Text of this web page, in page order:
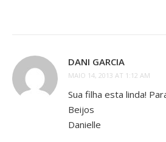
DANI GARCIA
MAIO 14, 2013 AT 1:12 AM
Sua filha esta linda!
Beijos
Danielle